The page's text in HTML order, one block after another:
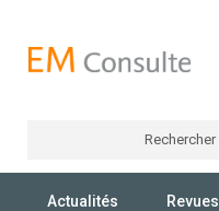
Rechercher
Actualités Revues